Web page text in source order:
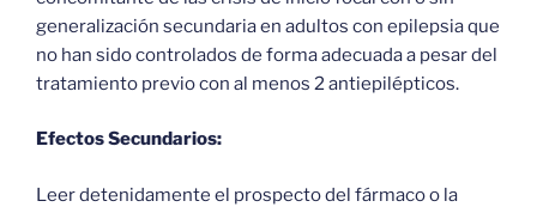
generalización secundaria en adultos con epilepsia que
no han sido controlados de forma adecuada a pesar del
tratamiento previo con al menos 2 antiepilépticos.
Efectos Secundarios:
Leer detenidamente el prospecto del fármaco o la